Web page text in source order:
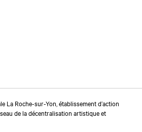
La Roche-sur-Yon, établissement d’action
de la décentralisation artistique et